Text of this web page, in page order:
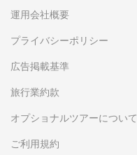
運用会社概要
プライバシーポリシー
広告掲載基準
旅行業約款
オプショナルツアーについて
ご利用規約